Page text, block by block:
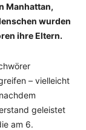
Manhattan,
wurden
ihre Eltern.
– vielleicht
geleistet
am 6.